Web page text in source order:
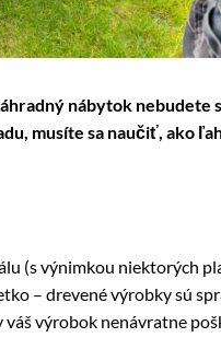
nábytok
musíte sa naučiť, ako
(s výnimkou niektorých
– drevené výrobky sú
výrobok nenávratne